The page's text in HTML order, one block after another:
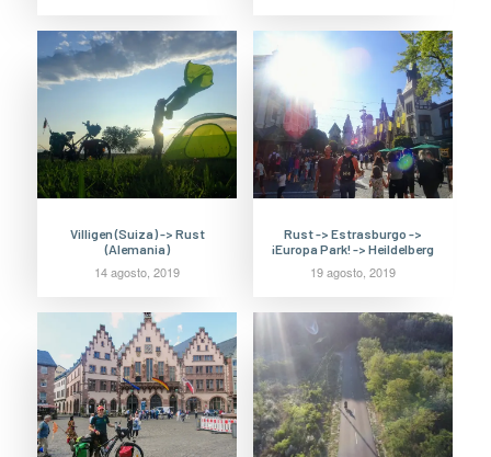
Villigen (Suiza) -> Rust
(Alemania)
14 agosto, 2019
Rust -> Estrasburgo ->
¡Europa Park! -> Heildelberg
19 agosto, 2019